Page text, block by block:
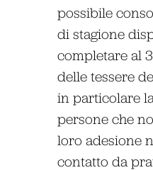
possibile
di stagione
completare al
delle tessere
in particolare
persone che
loro adesione
contatto da